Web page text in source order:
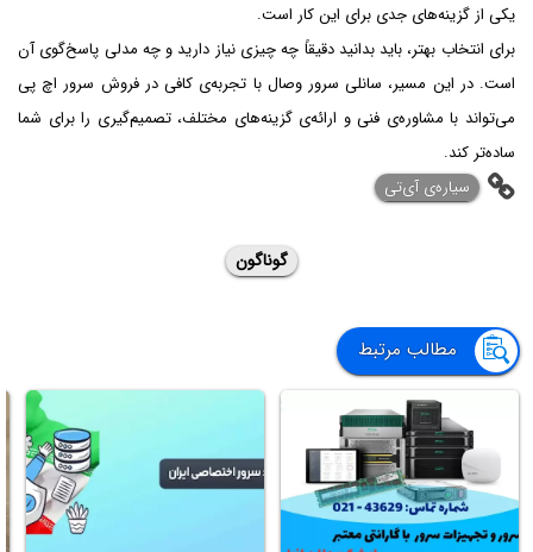
یکی از گزینه‌های جدی برای این کار است.
برای انتخاب بهتر، باید بدانید دقیقاً چه چیزی نیاز دارید و چه مدلی پاسخ‌گوی آن
است. در این مسیر، سانلی سرور وصال با تجربه‌ی کافی در فروش سرور اچ پی
می‌تواند با مشاوره‌ی فنی و ارائه‌ی گزینه‌های مختلف، تصمیم‌گیری را برای شما
ساده‌تر کند.
‌سیاره‌ی آی‌تی
گوناگون
مطالب مرتبط